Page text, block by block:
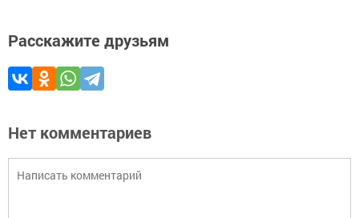
Расскажите друзьям
Нет комментариев